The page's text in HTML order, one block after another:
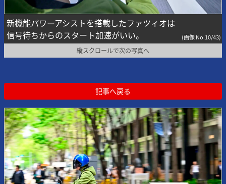
新機能パワーアシストを搭載したファツィオは
信号待ちからのスタート加速がいい。
(画像 No.10/43)
縦スクロールで次の写真へ
記事へ戻る